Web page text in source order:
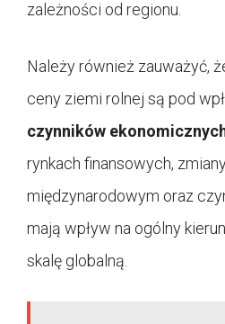
zależności od regionu.
Należy również zauważyć,
ceny ziemi rolnej są pod
czynników
rynkach finansowych,
międzynarodowym oraz
mają wpływ na ogólny
skalę globalną.